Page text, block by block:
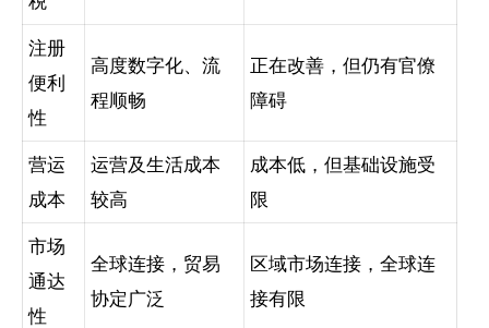
注册
便利
性
高度数字化、流
程顺畅
正在改善，但仍有官僚
障碍
营运
成本
运营及生活成本
较高
成本低，但基础设施受
限
市场
通达
性
全球连接，贸易
协定广泛
区域市场连接，全球连
接有限